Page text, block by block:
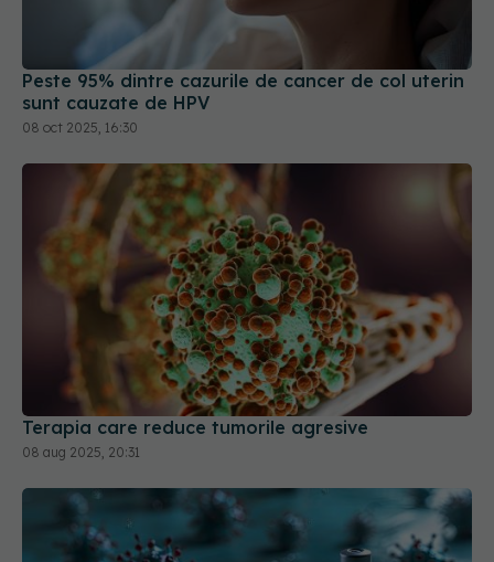
Peste 95% dintre cazurile de cancer de col uterin
sunt cauzate de HPV
08 oct 2025, 16:30
Terapia care reduce tumorile agresive
08 aug 2025, 20:31